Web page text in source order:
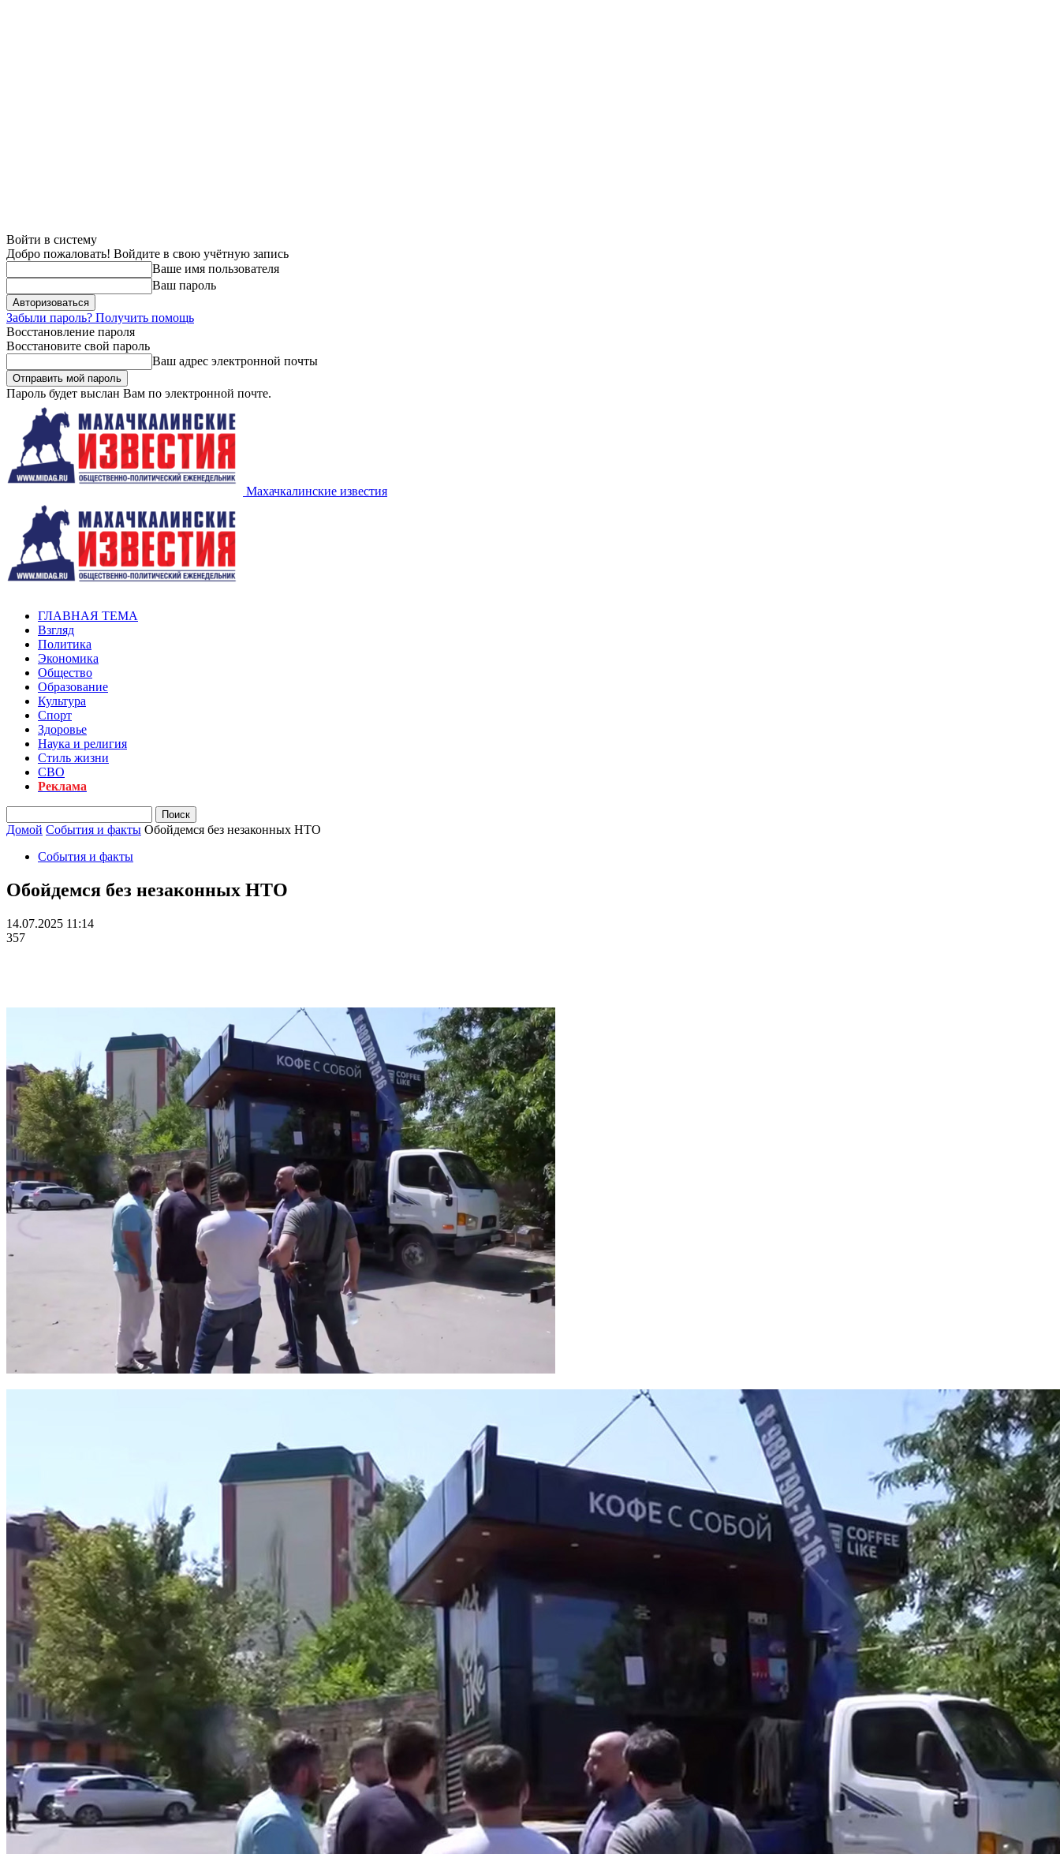
Войти в систему
Добро пожаловать! Войдите в свою учётную запись
Ваше имя пользователя
Ваш пароль
Забыли пароль? Получить помощь
Восстановление пароля
Восстановите свой пароль
Ваш адрес электронной почты
Пароль будет выслан Вам по электронной почте.
Махачкалинские известия
ГЛАВНАЯ ТЕМА
Взгляд
Политика
Экономика
Общество
Образование
Культура
Спорт
Здоровье
Наука и религия
Стиль жизни
СВО
Реклама
Домой События и факты Обойдемся без незаконных НТО
События и факты
Обойдемся без незаконных НТО
14.07.2025 11:14
357